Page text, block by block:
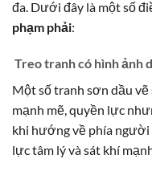
đa. Dưới đây là một số
phạm phải:
Treo tranh có hình ảnh
Một số tranh sơn dầu
mạnh mẽ, quyền lực
khi hướng về phía người
lực tâm lý và sát khí